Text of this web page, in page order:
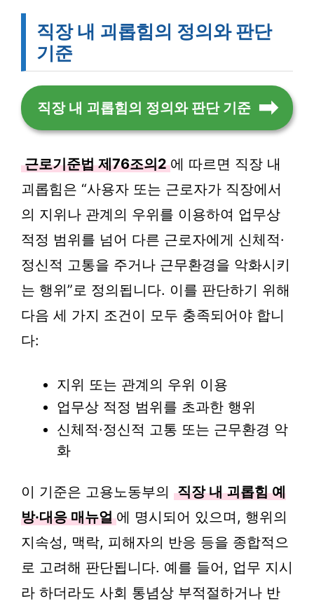
직장 내 괴롭힘의 정의와 판단
기준
직장 내 괴롭힘의 정의와 판단 기준
근로기준법 제76조의2 에 따르면 직장 내
괴롭힘은 “사용자 또는 근로자가 직장에서
의 지위나 관계의 우위를 이용하여 업무상
적정 범위를 넘어 다른 근로자에게 신체적·
정신적 고통을 주거나 근무환경을 악화시키
는 행위”로 정의됩니다. 이를 판단하기 위해
다음 세 가지 조건이 모두 충족되어야 합니
다:
지위 또는 관계의 우위 이용
업무상 적정 범위를 초과한 행위
신체적·정신적 고통 또는 근무환경 악
화
이 기준은 고용노동부의 직장 내 괴롭힘 예
방·대응 매뉴얼 에 명시되어 있으며, 행위의
지속성, 맥락, 피해자의 반응 등을 종합적으
로 고려해 판단됩니다. 예를 들어, 업무 지시
라 하더라도 사회 통념상 부적절하거나 반